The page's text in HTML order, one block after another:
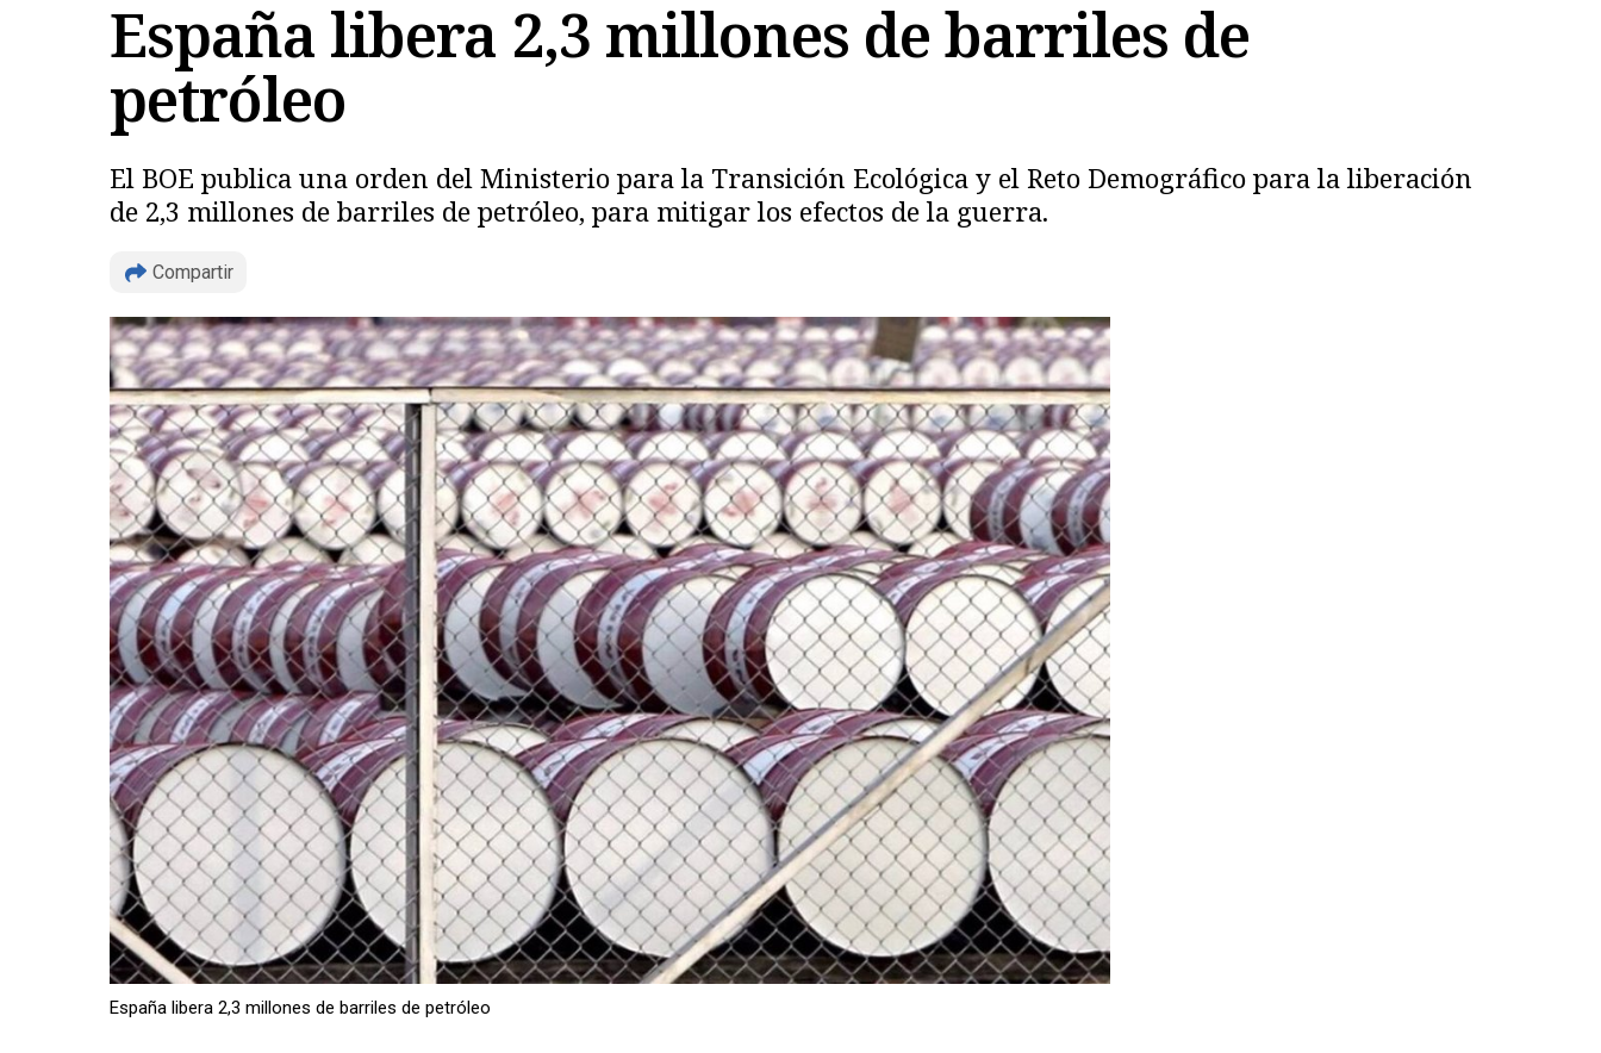
España libera 2,3 millones de barriles de
petróleo
El BOE publica una orden del Ministerio para la Transición Ecológica y el Reto Demográfico para la liberación
de 2,3 millones de barriles de petróleo, para mitigar los efectos de la guerra.
Compartir
Copiar
España libera 2,3 millones de barriles de petróleo